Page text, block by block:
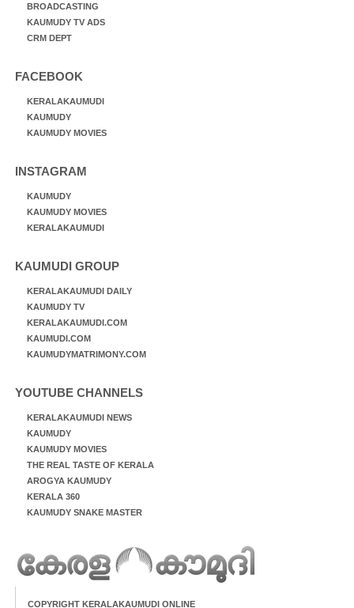
BROADCASTING
KAUMUDY TV ADS
CRM DEPT
FACEBOOK
KERALAKAUMUDI
KAUMUDY
KAUMUDY MOVIES
INSTAGRAM
KAUMUDY
KAUMUDY MOVIES
KERALAKAUMUDI
KAUMUDI GROUP
KERALAKAUMUDI DAILY
KAUMUDY TV
KERALAKAUMUDI.COM
KAUMUDI.COM
KAUMUDYMATRIMONY.COM
YOUTUBE CHANNELS
KERALAKAUMUDI NEWS
KAUMUDY
KAUMUDY MOVIES
THE REAL TASTE OF KERALA
AROGYA KAUMUDY
KERALA 360
KAUMUDY SNAKE MASTER
COPYRIGHT KERALAKAUMUDI ONLINE